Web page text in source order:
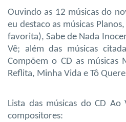
Ouvindo as 12 músicas do
eu destaco as músicas
favorita), Sabe de Nada
Vê; além das músicas
Compõem o CD as músicas
Reflita, Minha Vida e Tô
Lista das músicas do CD Ao
compositores: